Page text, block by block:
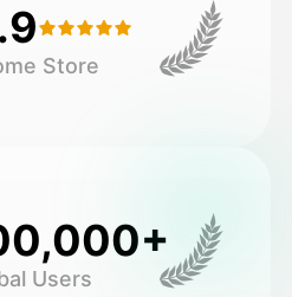
Store
Users